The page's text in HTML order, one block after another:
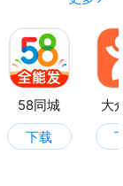
58同城
下载
大